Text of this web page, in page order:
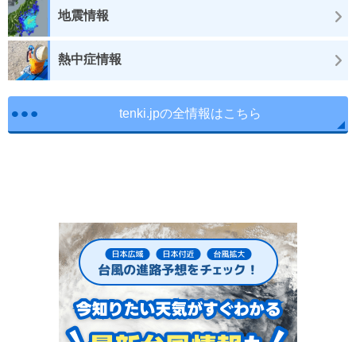
地震情報
熱中症情報
tenki.jpの全情報はこちら